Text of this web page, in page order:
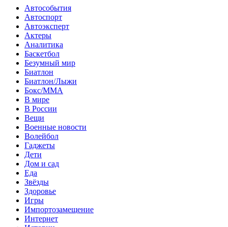
Автособытия
Автоспорт
Автоэксперт
Актеры
Аналитика
Баскетбол
Безумный мир
Биатлон
Биатлон/Лыжи
Бокс/MMA
В мире
В России
Вещи
Военные новости
Волейбол
Гаджеты
Дети
Дом и сад
Еда
Звёзды
Здоровье
Игры
Импортозамещение
Интернет